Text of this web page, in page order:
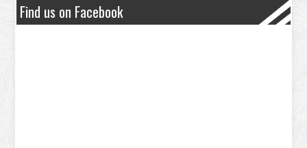
Find us on Facebook